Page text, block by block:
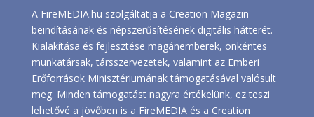
A FireMEDIA.hu szolgáltatja a Creation Magazin
beindításának és népszerűsítésének digitális hátterét.
Kialakítása és fejlesztése magánemberek, önkéntes
munkatársak, társszervezetek, valamint az Emberi
Erőforrások Minisztériumának támogatásával valósult
meg. Minden támogatást nagyra értékelünk, ez teszi
lehetővé a jövőben is a FireMEDIA és a Creation